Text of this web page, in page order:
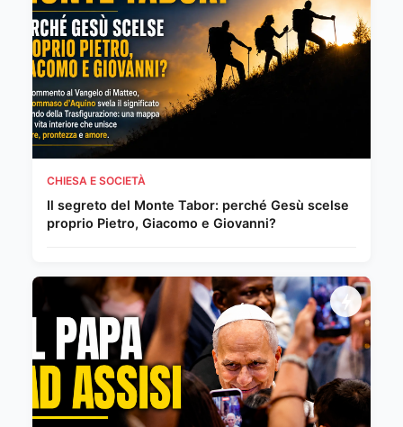
CHIESA E SOCIETÀ
Il segreto del Monte Tabor: perché Gesù scelse
proprio Pietro, Giacomo e Giovanni?